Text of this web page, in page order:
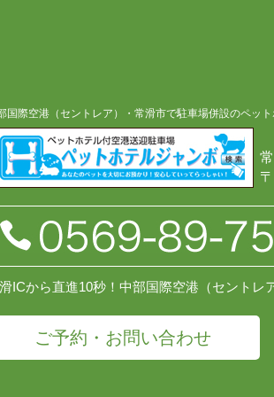
国際空港（セントレア）・常滑市で駐車場併設のペッ
ICから直進10秒！中部国際空港（セントレ
ご予約・お問い合わせ